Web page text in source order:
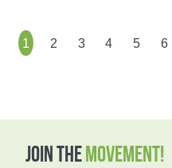
1 2 3 4 5 6
JOIN THEMOVEMENT!